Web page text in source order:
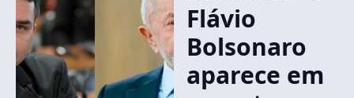
Flávio
Bolsonaro
aparece em